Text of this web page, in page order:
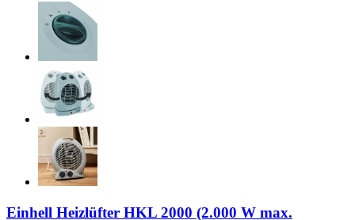
Einhell Heizlüfter HKL 2000 (2.000 W max.